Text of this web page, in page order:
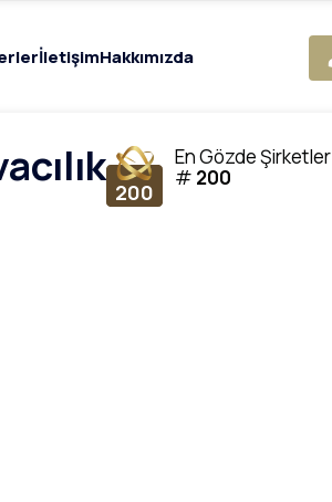
İletişimHakkımızda
200
En Gözde Şirketler
# 200